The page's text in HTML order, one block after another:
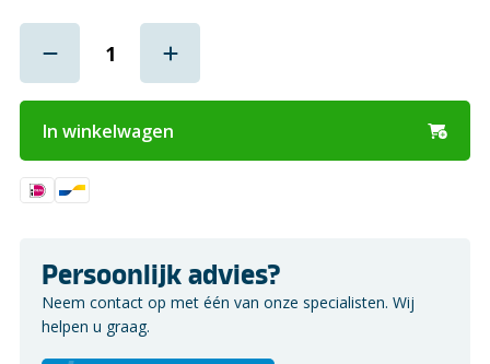
In winkelwagen
Persoonlijk advies?
Neem contact op met één van onze specialisten. Wij
helpen u graag.